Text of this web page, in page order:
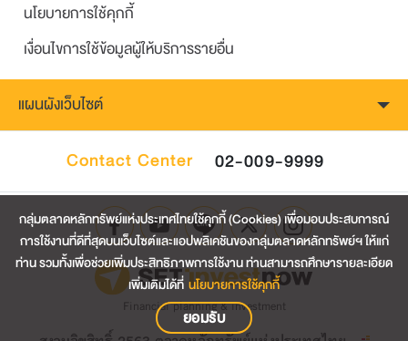
นโยบายการใช้คุกกี้
เงื่อนไขการใช้ข้อมูลผู้ให้บริการรายอื่น
แผนผังเว็บไซต์
Contact Center 02-009-9999
Financial planning & investment
กลุ่มตลาดหลักทรัพย์แห่งประเทศไทยใช้คุกกี้ (Cookies) เพื่อมอบประสบการณ์
การใช้งานที่ดีที่สุดบนเว็บไซต์และแอปพลิเคชันของกลุ่มตลาดหลักทรัพย์ฯ ให้แก่
ท่าน รวมทั้งเพื่อช่วยเพิ่มประสิทธิภาพการใช้งาน ท่านสามารถศึกษารายละเอียด
เพิ่มเติมได้ที่ นโยบายการใช้คุกกี้
ยอมรับ